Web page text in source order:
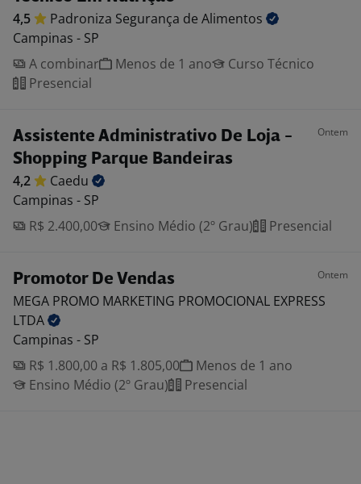
4,5 Padroniza Segurança de Alimentos
Campinas - SP
A combinar
Menos de 1 ano
Curso Técnico
Presencial
Assistente Administrativo De Loja -
Shopping Parque Bandeiras
Ontem
4,2
Caedu
Campinas - SP
R$ 2.400,00
Ensino Médio (2º Grau) Presencial
Promotor De Vendas Ontem
MEGA PROMO MARKETING PROMOCIONAL EXPRESS
LTDA
Campinas - SP
R$ 1.800,00 a R$ 1.805,00
Menos de 1 ano
Ensino Médio (2º Grau)
Presencial